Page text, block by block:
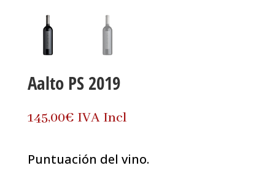
Aalto PS 2019
145,00€ IVA Incl
Puntuación del vino.